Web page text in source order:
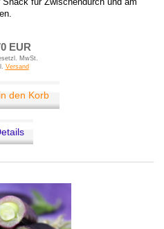
EUR
MwSt.
Versand
den Korb